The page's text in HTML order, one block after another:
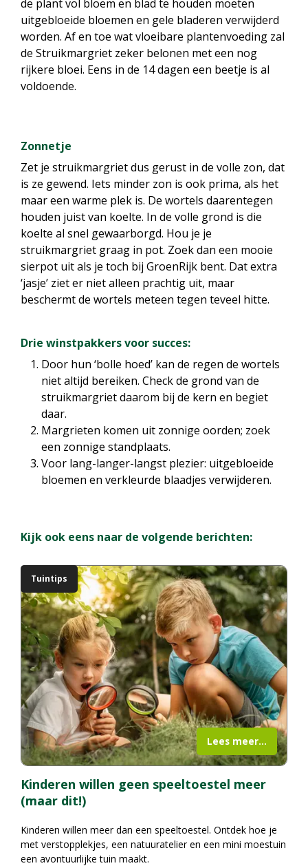
de plant vol bloem en blad te houden moeten
uitgebloeide bloemen en gele bladeren verwijderd
worden. Af en toe wat vloeibare plantenvoeding zal
de Struikmargriet zeker belonen met een nog
rijkere bloei. Eens in de 14 dagen een beetje is al
voldoende.
Zonnetje
Zet je struikmargriet dus gerust in de volle zon, dat
is ze gewend. Iets minder zon is ook prima, als het
maar een warme plek is. De wortels daarentegen
houden juist van koelte. In de volle grond is die
koelte al snel gewaarborgd. Hou je je
struikmargriet graag in pot. Zoek dan een mooie
sierpot uit als je toch bij GroenRijk bent. Dat extra
‘jasje’ ziet er niet alleen prachtig uit, maar
beschermt de wortels meteen tegen teveel hitte.
Drie winstpakkers voor succes:
Door hun ‘bolle hoed’ kan de regen de wortels
niet altijd bereiken. Check de grond van de
struikmargriet daarom bij de kern en begiet
daar.
Margrieten komen uit zonnige oorden; zoek
een zonnige standplaats.
Voor lang-langer-langst plezier: uitgebloeide
bloemen en verkleurde blaadjes verwijderen.
Kijk ook eens naar de volgende berichten:
Kinderen willen geen speeltoestel meer
(maar dit!)
Tuintips
Kinderen willen meer dan een speeltoestel. Ontdek hoe je
met verstopplekjes, een natuuratelier en een mini moestuin
een avontuurlijke tuin maakt.
Lees meer...